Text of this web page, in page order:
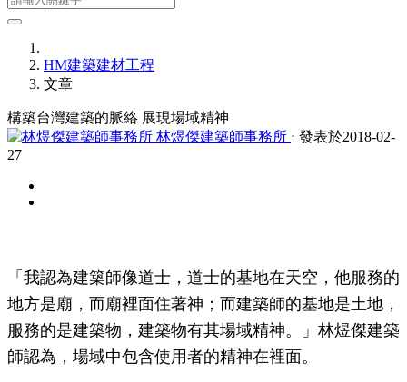
HM建築建材工程
文章
構築台灣建築的脈絡 展現場域精神
林煜傑建築師事務所 ⋅ 發表於2018-02-
27
「我認為建築師像道士，道士的基地在天空，他服務的
地方是廟，而廟裡面住著神；而建築師的基地是土地，
服務的是建築物，建築物有其場域精神。」林煜傑建築
師認為，場域中包含使用者的精神在裡面。